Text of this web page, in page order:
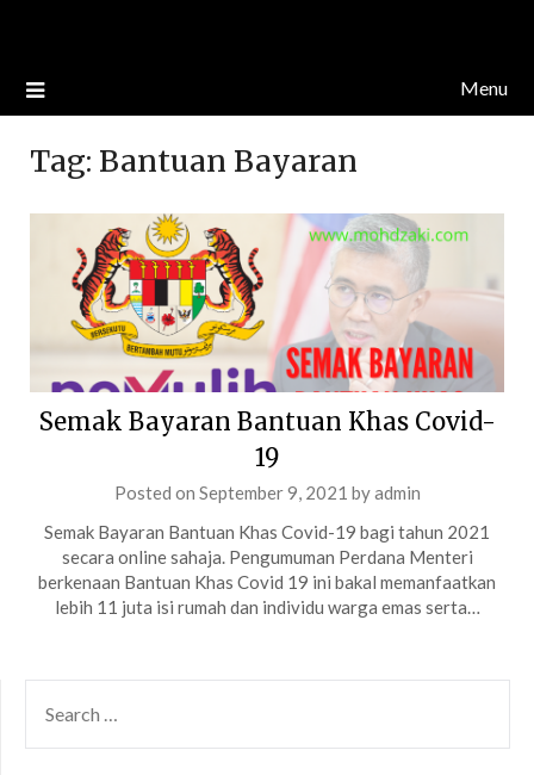
Menu
Tag: Bantuan Bayaran
Semak Bayaran Bantuan Khas Covid-
19
Posted on September 9, 2021 byadmin
Semak Bayaran Bantuan Khas Covid-19 bagi tahun 2021
secara online sahaja. Pengumuman Perdana Menteri
berkenaan Bantuan Khas Covid 19 ini bakal memanfaatkan
lebih 11 juta isi rumah dan individu warga emas serta…
FOR: